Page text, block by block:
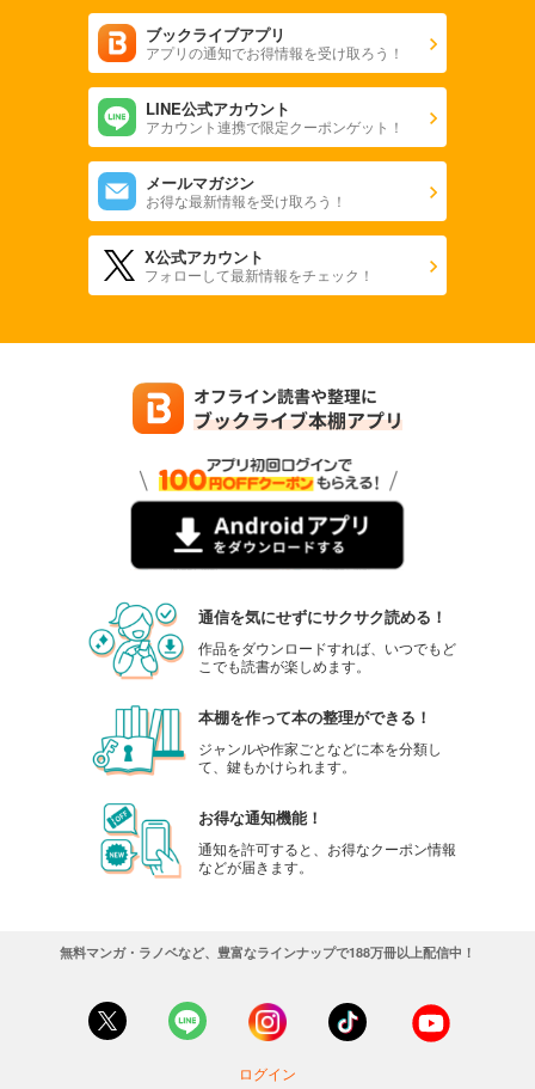
ブックライブアプリ
アプリの通知でお得情報を受け取ろう！
LINE公式アカウント
アカウント連携で限定クーポンゲット！
メールマガジン
お得な最新情報を受け取ろう！
X公式アカウント
フォローして最新情報をチェック！
通信を気にせずにサクサク読める！
作品をダウンロードすれば、いつでもど
こでも読書が楽しめます。
本棚を作って本の整理ができる！
ジャンルや作家ごとなどに本を分類し
て、鍵もかけられます。
お得な通知機能！
通知を許可すると、お得なクーポン情報
などが届きます。
無料マンガ・ラノベなど、豊富なラインナップで188万冊以上配信中！
ログイン